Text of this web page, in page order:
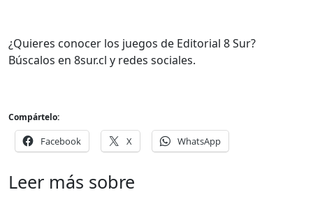
¿Quieres conocer los juegos de Editorial 8 Sur?
Búscalos en 8sur.cl y redes sociales.
Compártelo:
Facebook X WhatsApp
Leer más sobre